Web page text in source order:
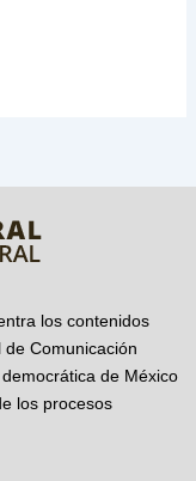
los contenidos
Comunicación
de México
los procesos